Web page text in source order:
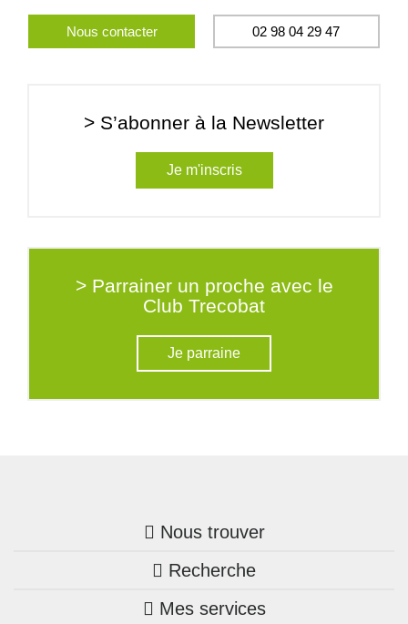
Nous contacter 02 98 04 29 47
> S’abonner à la Newsletter
Je m'inscris
> Parrainer un proche avec le
Club Trecobat
Je parraine
Nous trouver
Trouver une agence
Bretagne
Recherche
Nos annonces
Mes services